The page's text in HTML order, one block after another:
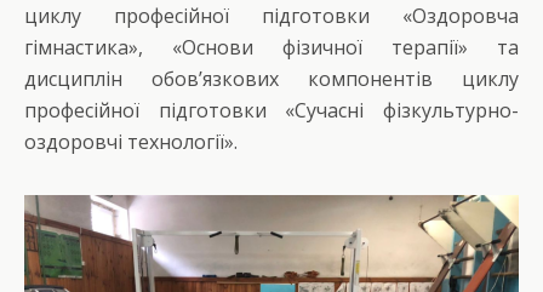
циклу професійної підготовки «Оздоровча
гімнастика», «Основи фізичної терапії» та
дисциплін обов’язкових компонентів циклу
професійної підготовки «Сучасні фізкультурно-
оздоровчі технології».